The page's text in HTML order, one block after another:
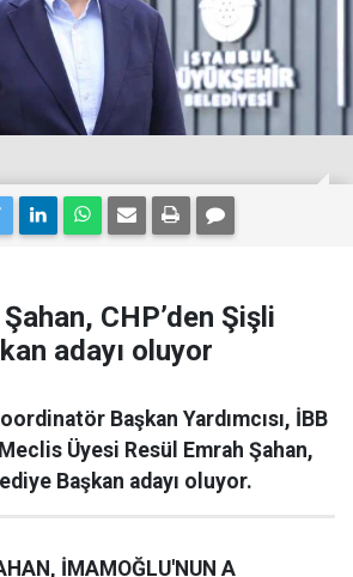
CHP’den Şişli
adayı oluyor
Başkan Yardımcısı, İBB
Üyesi Resül Emrah Şahan,
Başkan adayı oluyor.
İMAMOĞLU'NUN A